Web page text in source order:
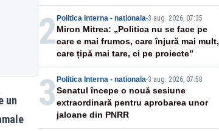
un
2 Politica Interna - nationala-3 aug. 2026, 07:35
Miron Mitrea: „Politica nu se face pe
care e mai frumos, care înjură mai mult,
care țipă mai tare, ci pe proiecte”
3 Politica Interna - nationala-3 aug. 2026, 07:58
Senatul începe o nouă sesiune
extraordinară pentru aprobarea unor
jaloane din PNRR